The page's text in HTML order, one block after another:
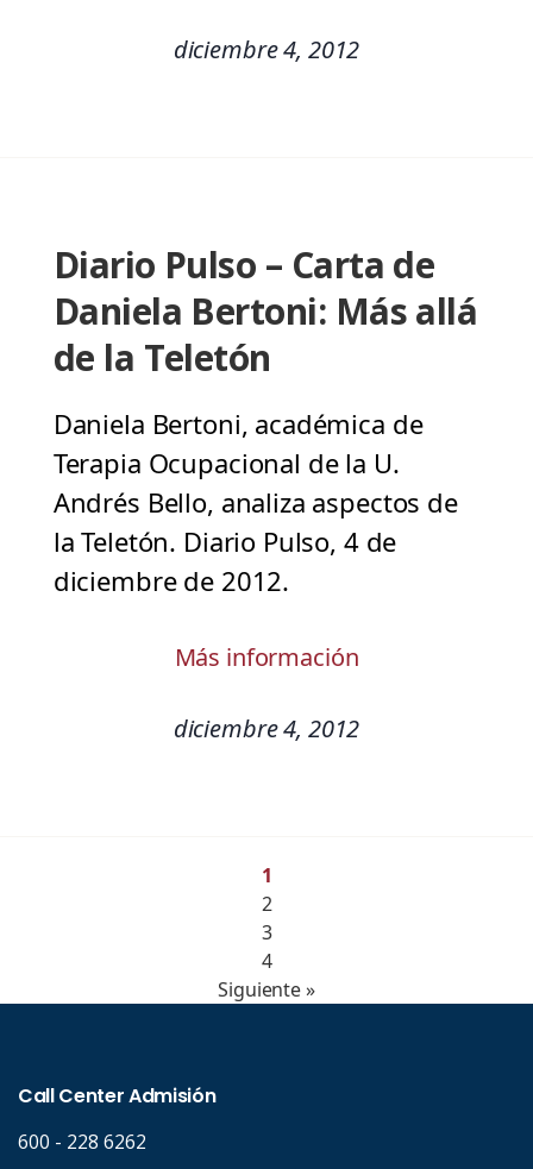
diciembre 4, 2012
Diario Pulso – Carta de
Daniela Bertoni: Más allá
de la Teletón
Daniela Bertoni, académica de
Terapia Ocupacional de la U.
Andrés Bello, analiza aspectos de
la Teletón. Diario Pulso, 4 de
diciembre de 2012.
Más información
diciembre 4, 2012
1
2
3
4
Siguiente »